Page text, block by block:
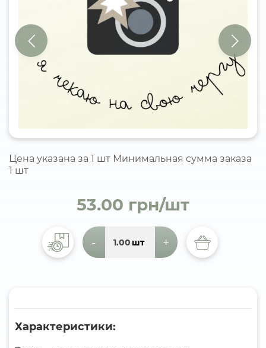
Цена указана за 1 шт Минимальная сумма заказа
1 шт
53.00 грн/шт
- шт +
Характеристики: